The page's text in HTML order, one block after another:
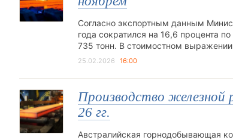
Согласно экспортным данным
года сократился на 16,6 процента
735 тонн. В стоимостном
25.02.2026 16:00
Производство железной
26 гг.
Австралийская горнодобывающая